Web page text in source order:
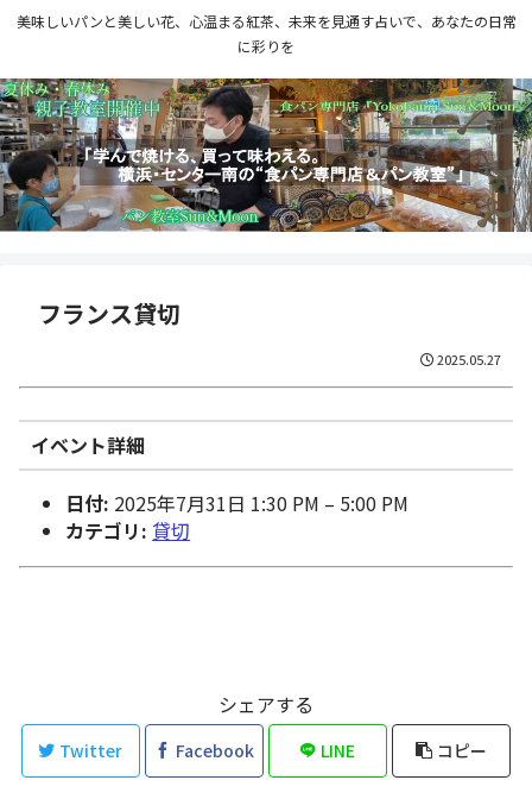
美味しいパンと美しい花、心温まる紅茶、未来を見通す占いで、あなたの日常
に彩りを
フランス貸切
2025.05.27
イベント詳細
日付: 2025年7月31日 1:30 PM – 5:00 PM
カテゴリ: 貸切
シェアする
Twitter Facebook LINE コピー